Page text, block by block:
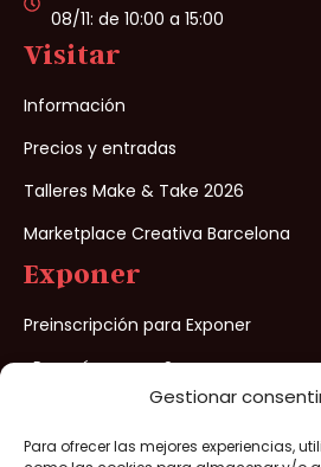
Gestionar
Para ofrecer las mejores experiencias,
08/11: de 10:00 a 15:00
Visitar
Información
Precios y entradas
Talleres Make & Take 2026
Marketplace Creativa Barcelona
Exponer
Preinscripción para Exponer
¿Porqué exponer?
Creativa Barcelona® 2026 – Todos los